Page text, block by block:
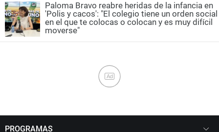
Paloma Bravo reabre heridas de la infancia en
'Polis y cacos': "El colegio tiene un orden social
en el que te colocas o colocan y es muy difícil
moverse"
Ad
PROGRAMAS